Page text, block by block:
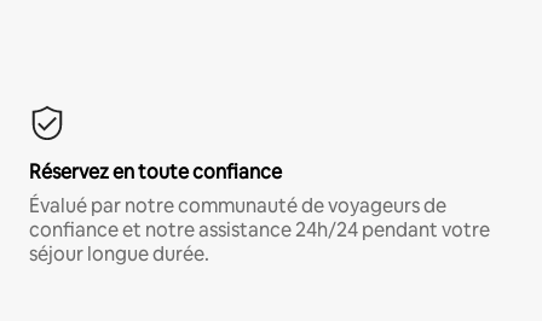
Réservez en toute confiance
Évalué par notre communauté de voyageurs de
confiance et notre assistance 24h/24 pendant votre
séjour longue durée.